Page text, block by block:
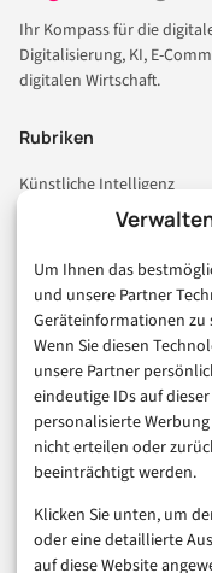
Um Ihnen das
und unsere Partner
Geräteinformationen
Wenn Sie diesen
unsere Partner
eindeutige IDs auf
personalisierte
nicht erteilen oder
beeinträchtigt werden.
Klicken Sie unten, um
oder eine detaillierte
auf diese Website
Ihr Kompass für die
Digitalisierung, KI, E-
digitalen Wirtschaft.
Rubriken
Künstliche Intelligenz
Technologie & IT
Consumer & Digital Life
Marketing
Finanzen & FinTech
Business & Karriere
Sicherheit & Recht
Digitalisierung
Marketing
Magazin